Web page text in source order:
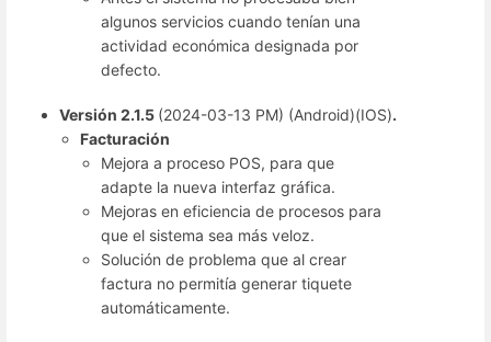
algunos servicios cuando tenían una
actividad económica designada por
defecto.
Versión 2.1.5 (2024-03-13 PM) (Android)(IOS).
Facturación
Mejora a proceso POS, para que
adapte la nueva interfaz gráfica.
Mejoras en eficiencia de procesos para
que el sistema sea más veloz.
Solución de problema que al crear
factura no permitía generar tiquete
automáticamente.